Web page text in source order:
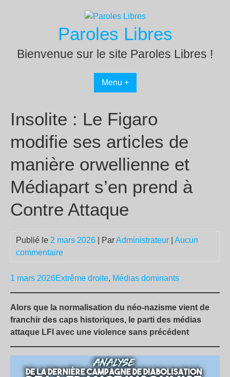
Paroles Libres
Bienvenue sur le site Paroles Libres !
Menu +
Insolite : Le Figaro
modifie ses articles de
manière orwellienne et
Médiapart s’en prend à
Contre Attaque
Publié le 2 mars 2026 | ParAdministrateur
Aucun
commentaire
1 mars 2026Extrême droite, Médias dominants
Alors que la normalisation du néo-nazisme vient de
franchir des caps historiques, le parti des médias
attaque LFI avec une violence sans précédent